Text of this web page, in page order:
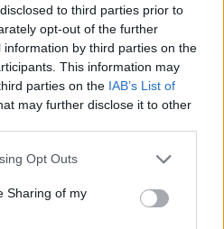
to third parties prior to
opt-out of the further
by third parties on the
This information may
parties on the IAB’s List of
may further disclose it to other
Opt Outs
Sharing of my